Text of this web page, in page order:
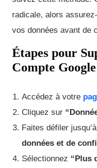
radicale, alors
vos données avant de
Étapes pour
Compte Google
Accédez à votre
Cliquez sur
Faites défiler jusqu’à
données et de
Sélectionnez “Plus